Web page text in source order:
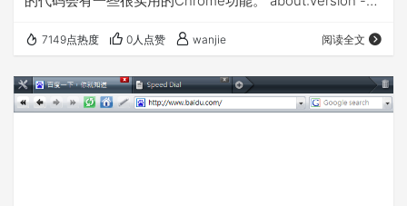
about:plugins - 显示已安装插件 about:histograms - 显示
历史记录 about:dns - 显示DNS状态 about:cache, 重定向
到 view-cache: …
7149点热度 0人点赞 wanjie 阅读全文